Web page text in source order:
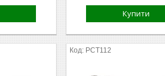
Купити
РСТ112